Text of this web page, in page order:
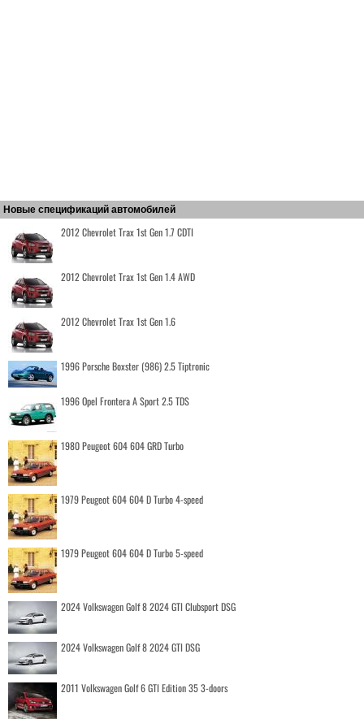
Новые спецификаций автомобилей
2012 Chevrolet Trax 1st Gen 1.7 CDTI
2012 Chevrolet Trax 1st Gen 1.4 AWD
2012 Chevrolet Trax 1st Gen 1.6
1996 Porsche Boxster (986) 2.5 Tiptronic
1996 Opel Frontera A Sport 2.5 TDS
1980 Peugeot 604 604 GRD Turbo
1979 Peugeot 604 604 D Turbo 4-speed
1979 Peugeot 604 604 D Turbo 5-speed
2024 Volkswagen Golf 8 2024 GTI Clubsport DSG
2024 Volkswagen Golf 8 2024 GTI DSG
2011 Volkswagen Golf 6 GTI Edition 35 3-doors